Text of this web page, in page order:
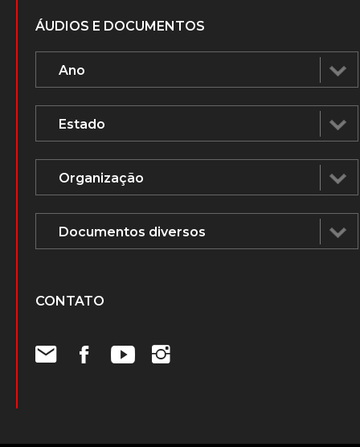
ÁUDIOS E DOCUMENTOS
CONTATO